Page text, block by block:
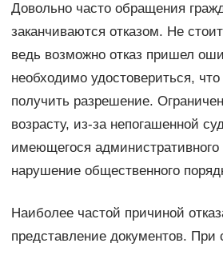
Довольно часто обращения
заканчиваются отказом. Не
ведь возможно отказ пришел
необходимо удостовериться,
получить разрешение.
возрасту, из-за непогашенной
имеющегося административного
нарушение общественного
Наиболее частой причиной
представление документов. При